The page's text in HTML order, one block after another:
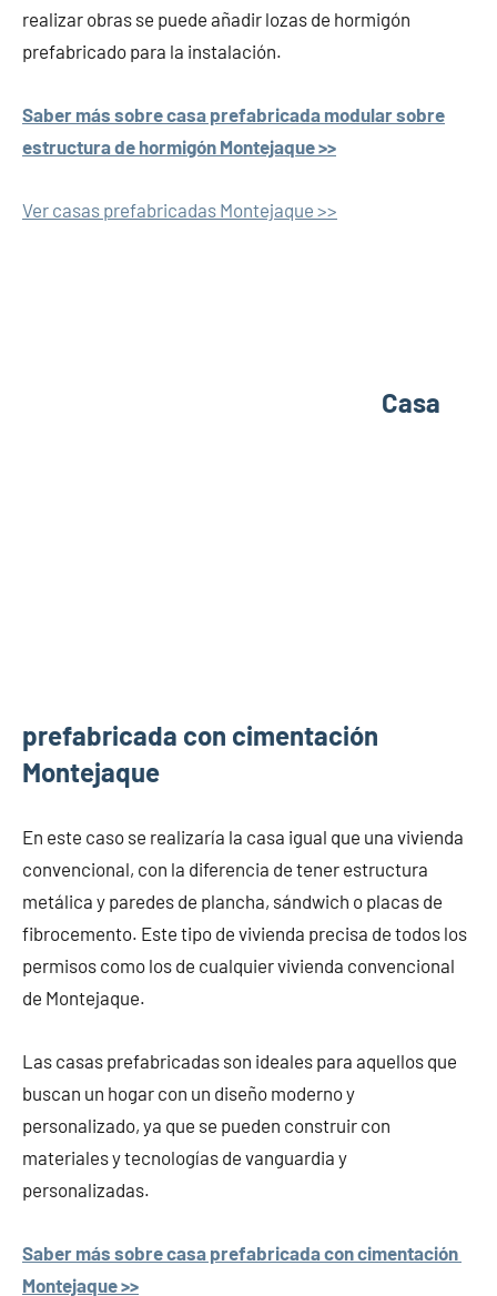
realizar obras se puede añadir lozas de hormigón
prefabricado para la instalación.
Saber más sobre casa prefabricada modular sobre
estructura de hormigón Montejaque >>
Ver casas prefabricadas Montejaque >>
Casa
prefabricada con cimentación
Montejaque
En este caso se realizaría la casa igual que una vivienda
convencional, con la diferencia de tener estructura
metálica y paredes de plancha, sándwich o placas de
fibrocemento. Este tipo de vivienda precisa de todos los
permisos como los de cualquier vivienda convencional
de Montejaque.
Las casas prefabricadas son ideales para aquellos que
buscan un hogar con un diseño moderno y
personalizado, ya que se pueden construir con
materiales y tecnologías de vanguardia y
personalizadas.
Saber más sobre casa prefabricada con cimentación
Montejaque >>